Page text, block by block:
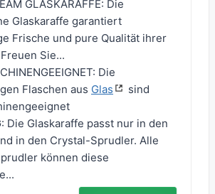
GLASKARAFFE: Die
Glaskaraffe garantiert
Frische und pure Qualität ihrer
Sie...
Die
Flaschen aus Glas
sind
Die Glaskaraffe passt nur in den
in den Crystal-Sprudler. Alle
können diese